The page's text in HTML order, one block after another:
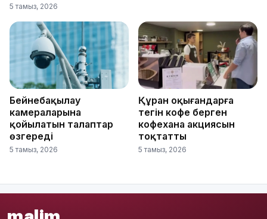
5 тамыз, 2026
Бейнебақылау
камераларына
қойылатын талаптар
өзгереді
5 тамыз, 2026
Құран оқығандарға
тегін кофе берген
кофехана акциясын
тоқтатты
5 тамыз, 2026